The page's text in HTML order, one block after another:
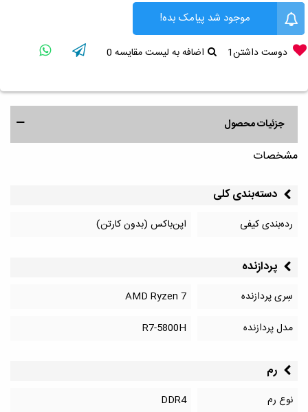
موجود شد پیامک بده!
دوست داشتن1 اضافه به لیست مقایسه 0
جزئیات محصول
مشخصات
دسته‌بندی کلی
رده‌بندی کیفی اپن‌باکس (بدون کارتن)
پردازنده
سِری پردازنده
AMD Ryzen 7
مدل پردازنده
R7-5800H
رم
نوع رم
DDR4